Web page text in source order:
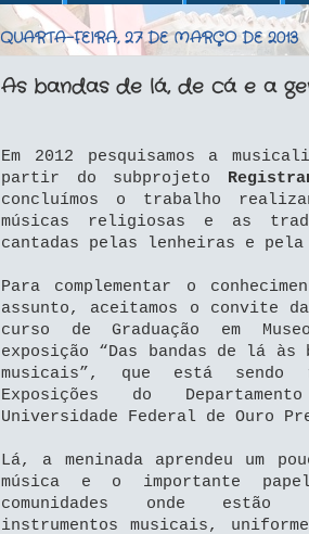
QUARTA-FEIRA, 27 DE MARÇO DE 2013
As bandas de lá, de cá e a
Em 2012 pesquisamos a
partir do subprojeto
concluímos o trabalho
músicas religiosas e as
cantadas pelas lenheiras e
Para complementar o
assunto, aceitamos o convite
curso de Graduação em
exposição “Das bandas de lá às
musicais”, que está
Exposições do
Universidade Federal de Ouro
Lá, a meninada aprendeu um
música e o importante papel
comunidades onde estão
instrumentos musicais,